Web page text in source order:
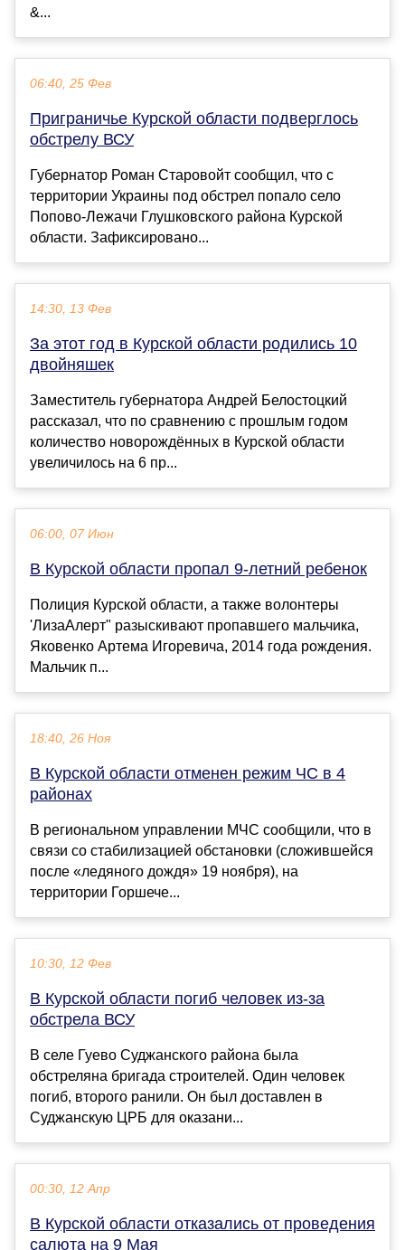
&...
06:40, 25 Фев
Приграничье Курской области подверглось
обстрелу ВСУ
Губернатор Роман Старовойт сообщил, что с
территории Украины под обстрел попало село
Попово-Лежачи Глушковского района Курской
области. Зафиксировано...
14:30, 13 Фев
За этот год в Курской области родились 10
двойняшек
Заместитель губернатора Андрей Белостоцкий
рассказал, что по сравнению с прошлым годом
количество новорождённых в Курской области
увеличилось на 6 пр...
06:00, 07 Июн
В Курской области пропал 9-летний ребенок
Полиция Курской области, а также волонтеры
'ЛизаАлерт" разыскивают пропавшего мальчика,
Яковенко Артема Игоревича, 2014 года рождения.
Мальчик п...
18:40, 26 Ноя
В Курской области отменен режим ЧС в 4
районах
В региональном управлении МЧС сообщили, что в
связи со стабилизацией обстановки (сложившейся
после «ледяного дождя» 19 ноября), на
территории Горшече...
10:30, 12 Фев
В Курской области погиб человек из-за
обстрела ВСУ
В селе Гуево Суджанского района была
обстреляна бригада строителей. Один человек
погиб, второго ранили. Он был доставлен в
Суджанскую ЦРБ для оказани...
00:30, 12 Апр
В Курской области отказались от проведения
салюта на 9 Мая